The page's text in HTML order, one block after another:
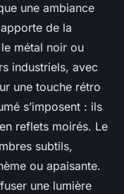
une ambiance
de la
métal noir ou
industriels, avec
une touche rétro
s’imposent : ils
reflets moirés. Le
subtils,
ou apaisante.
une lumière